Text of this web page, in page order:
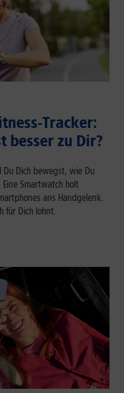
Tracker:
besser zu Dir?
Du Dich bewegst, wie Du
Smartwatch holt
ans Handgelenk.
für Dich lohnt.